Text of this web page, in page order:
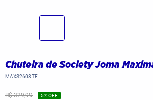
Chuteira de Society Joma
MAXS2608TF
R$ 329,99 5% OFF